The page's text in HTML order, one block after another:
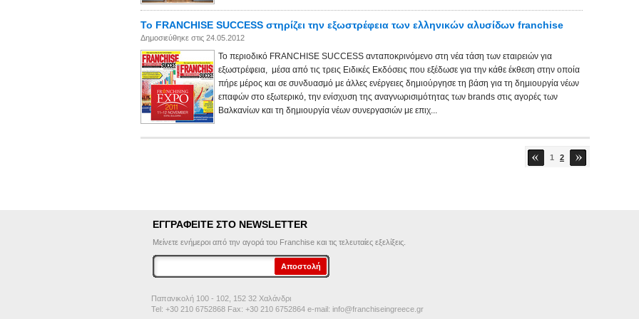
To FRANCHISE SUCCESS στηρίζει την εξωστρέφεια των ελληνικών αλυσίδων franchise
Δημοσιεύθηκε στις 24.05.2012
Το περιοδικό FRANCHISE SUCCESS ανταποκρινόμενο στη νέα τάση των εταιρειών για
εξωστρέφεια, μέσα από τις τρεις Ειδικές Εκδόσεις που εξέδωσε για την κάθε έκθεση στην οποία
πήρε μέρος και σε συνδυασμό με άλλες ενέργειες δημιούργησε τη βάση για τη δημιουργία νέων
επαφών στο εξωτερικό, την ενίσχυση της αναγνωρισιμότητας των brands στις αγορές των
Βαλκανίων και τη δημιουργία νέων συνεργασιών με επιχ...
1 2
ΕΓΓΡΑΦΕΙΤΕ ΣΤΟ NEWSLETTER
Μείνετε ενήμεροι από την αγορά του Franchise και τις τελευταίες εξελίξεις.
Παπανικολή 100 - 102, 152 32 Χαλάνδρι
Tel: +30 210 6752868 Fax: +30 210 6752864 e-mail: info@franchiseingreece.gr